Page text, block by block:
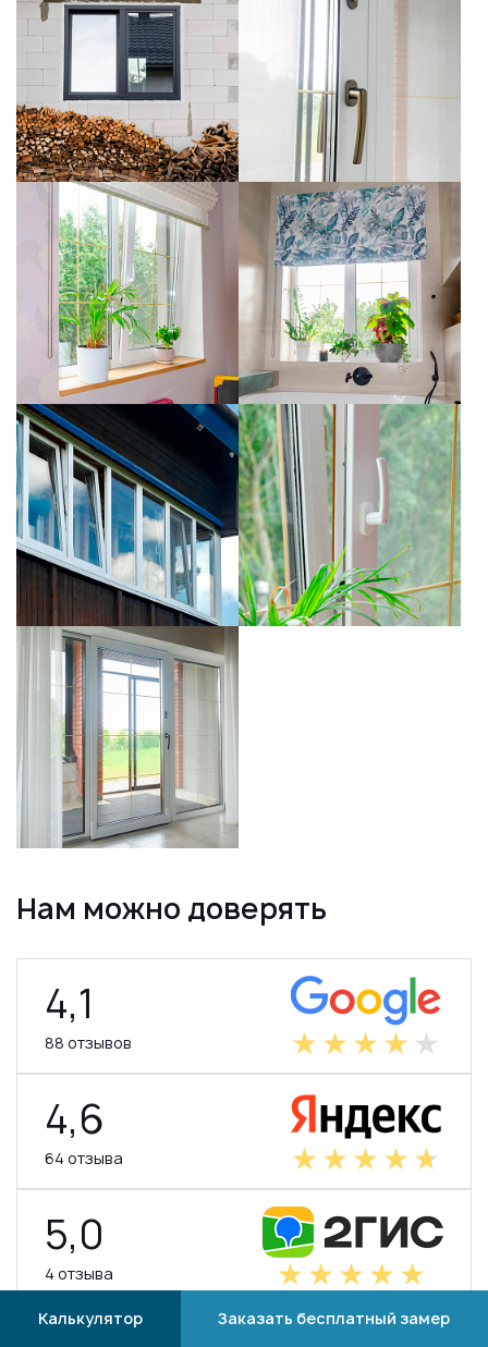
Калькулятор Заказать бесплатный замер
Нам можно доверять
4,1
88 отзывов
4,6
64 отзыва
5,0
4 отзыва